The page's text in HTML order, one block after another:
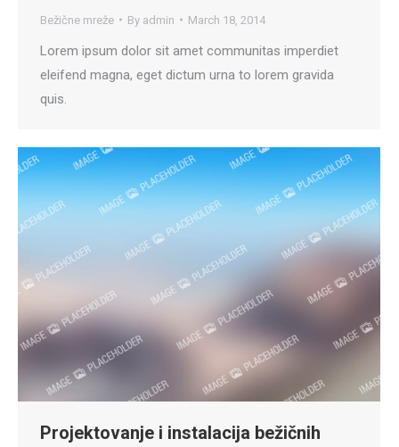
Bežične mreže By admin March 18, 2014
Lorem ipsum dolor sit amet communitas imperdiet
eleifend magna, eget dictum urna to lorem gravida
quis.
Projektovanje i instalacija bežičnih